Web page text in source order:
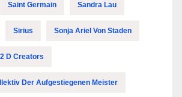
Saint Germain Sandra Lau
Sirius Sonja Ariel Von Staden
D Creators
Der Aufgestiegenen Meister